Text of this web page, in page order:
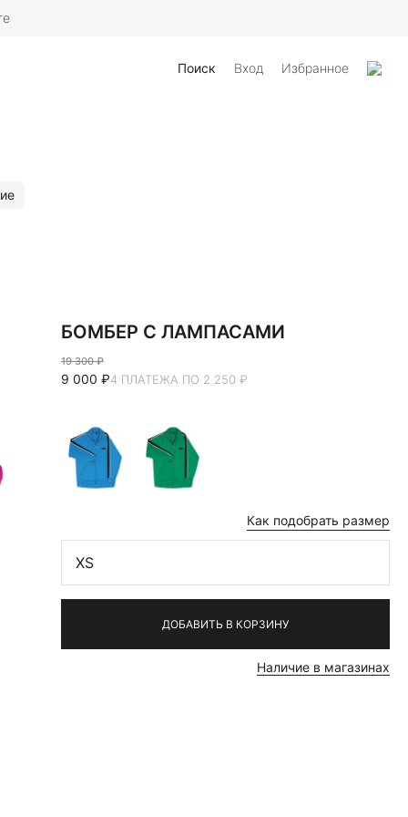
Поиск Вход Избранное
БОМБЕР С ЛАМПАСАМИ
19 300 ₽
9 000 ₽4 ПЛАТЕЖА ПО 2 250 ₽
Как подобрать размер
XS
ДОБАВИТЬ В КОРЗИНУ
Наличие в магазинах